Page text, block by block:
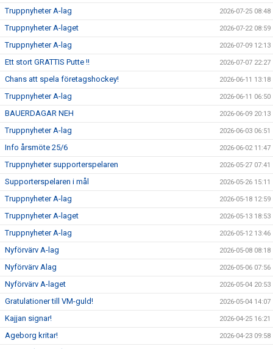
SVENSK HOCKEYTV
SUPPORTERKLUBBEN
MEDLEMSSKAP
ENKRONASMATCH 2026
Truppnyheter A-lag 2026-07-25 08:48
Truppnyheter A-laget 2026-07-22 08:59
Truppnyheter A-lag 2026-07-09 12:13
Ett stort GRATTIS Putte !! 2026-07-07 22:27
Chans att spela företagshockey! 2026-06-11 13:18
Truppnyheter A-lag 2026-06-11 06:50
BAUERDAGAR NEH 2026-06-09 20:13
Truppnyheter A-lag 2026-06-03 06:51
Info årsmöte 25/6 2026-06-02 11:47
Truppnyheter supporterspelaren 2026-05-27 07:41
Supporterspelaren i mål 2026-05-26 15:11
Truppnyheter A-lag 2026-05-18 12:59
Truppnyheter A-laget 2026-05-13 18:53
Truppnyheter A-lag 2026-05-12 13:46
Nyförvärv A-lag 2026-05-08 08:18
Nyförvärv Alag 2026-05-06 07:56
Nyförvärv A-laget 2026-05-04 20:53
Gratulationer till VM-guld! 2026-05-04 14:07
Kajjan signar! 2026-04-25 16:21
Ageborg kritar! 2026-04-23 09:58